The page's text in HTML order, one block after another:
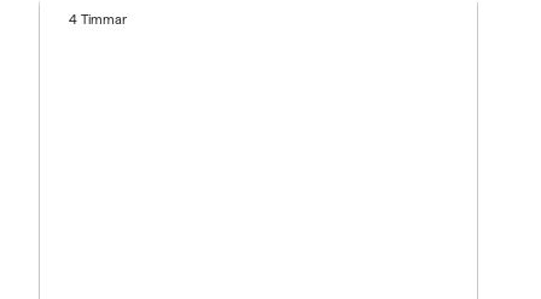
4 Timmar